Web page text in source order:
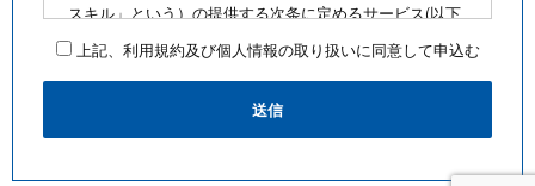
スキル」という）の提供する次条に定めるサービス(以下
「公開講座」という)を利用するにあたり、お客様に遵守
していただく事項を定めたものです。
■公開講座お申込みにあたって
・最少催行人数を満たさないなど合理的な事由がある場
とします
上記、利用規約及び個人情報の取り扱いに同意して申込む